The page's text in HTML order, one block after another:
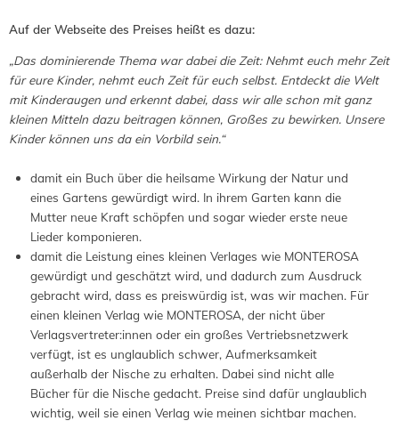
Auf der Webseite des Preises heißt es dazu:
„Das dominierende Thema war dabei die Zeit: Nehmt euch mehr Zeit
für eure Kinder, nehmt euch Zeit für euch selbst. Entdeckt die Welt
mit Kinderaugen und erkennt dabei, dass wir alle schon mit ganz
kleinen Mitteln dazu beitragen können, Großes zu bewirken. Unsere
Kinder können uns da ein Vorbild sein.“
damit ein Buch über die heilsame Wirkung der Natur und
eines Gartens gewürdigt wird. In ihrem Garten kann die
Mutter neue Kraft schöpfen und sogar wieder erste neue
Lieder komponieren.
damit die Leistung eines kleinen Verlages wie MONTEROSA
gewürdigt und geschätzt wird, und dadurch zum Ausdruck
gebracht wird, dass es preiswürdig ist, was wir machen. Für
einen kleinen Verlag wie MONTEROSA, der nicht über
Verlagsvertreter:innen oder ein großes Vertriebsnetzwerk
verfügt, ist es unglaublich schwer, Aufmerksamkeit
außerhalb der Nische zu erhalten. Dabei sind nicht alle
Bücher für die Nische gedacht. Preise sind dafür unglaublich
wichtig, weil sie einen Verlag wie meinen sichtbar machen.